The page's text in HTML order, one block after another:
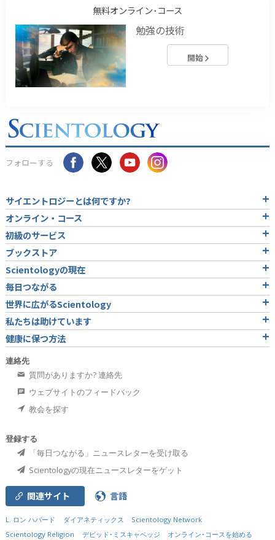
無料オンライン･コース
勉強の技術
開始
フォローする
サイエントロジーとは何ですか?
オンライン・コース
初級のサービス
ブックストア
Scientologyの現在
毎日つながる
世界に広がるScientology
私たちは助けています
健康に保つ方法
連絡先
質問がありますか? 連絡先
ウェブサイトのフィードバック
教会を探す
登録する
「毎日つながる」ニュースレターを受け取る
Scientologyの現在ニュースレターをゲット
関連サイト 言語
L. ロン ハバード ダイアネティックス
Scientology Network
Scientology Religion
デビッド･ミスキャベッジ オンライン･コースを始める